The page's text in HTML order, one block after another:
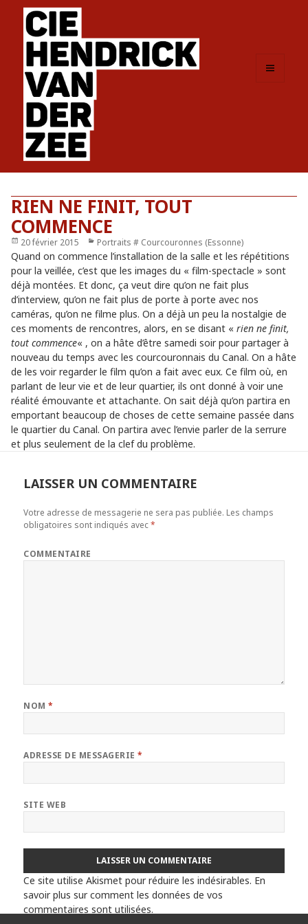
RIEN NE FINIT, TOUT
COMMENCE
Publié
le
20 février 2015 Catégories
Portraits # Courcouronnes (Essonne)
Quand on commence l’installation de la salle et les répétitions
pour la veillée, c’est que les images du « film-spectacle » sont
déjà montées. Et donc, ça veut dire qu’on ne fait plus
d’interview, qu’on ne fait plus de porte à porte avec nos
caméras, qu’on ne filme plus. On a déjà un peu la nostalgie de
ces moments de rencontres, alors, en se disant « rien ne finit,
tout commence« , on a hâte d’être samedi soir pour partager à
nouveau du temps avec les courcouronnais du Canal. On a hâte
de les voir regarder le film qu’on a fait avec eux. Ce film où, en
parlant de leur vie et de leur quartier, ils ont donné à voir une
réalité émouvante et attachante. On sait déjà qu’on partira en
emportant beaucoup de choses de cette semaine passée dans
le quartier du Canal. On partira avec l’envie parler de la serrure
et plus seulement de la clef du problème.
LAISSER UN COMMENTAIRE
Votre adresse de messagerie ne sera pas publiée. Les champs
obligatoires sont indiqués avec*
COMMENTAIRE
NOM*
ADRESSE DE MESSAGERIE*
SITE WEB
Ce site utilise Akismet pour réduire les indésirables. En
savoir plus sur comment les données de vos
commentaires sont utilisées.